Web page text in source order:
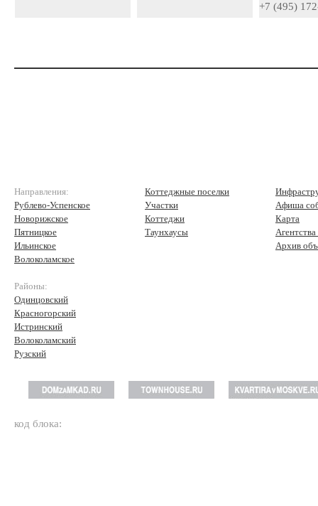
+7 (495)
Направления:
Рублево-Успенское
Новорижское
Пятницкое
Ильинское
Волоколамское
Районы:
Одинцовский
Красногорский
Истринский
Волоколамский
Рузский
Коттеджные поселки
Участки
Коттеджи
Таунхаусы
Афиша
Карта
Архив
код блока: